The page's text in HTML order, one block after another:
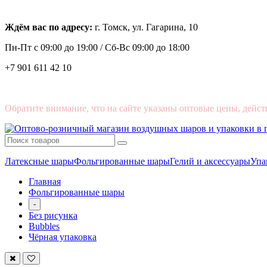
Ждём вас по адресу: г. Томск, ул. Гагарина, 10
Пн-Пт с 09:00 до 19:00 /Сб-Вс 09:00 до 18:00
+7 901 611 42 10
Обратите внимание, что на сайте указаны оптовые цены,
Латексные шарыФольгированные шарыГелий и аксессуары
Главная
Фольгированные шары
-
Без рисунка
Bubbles
Чёрная упаковка